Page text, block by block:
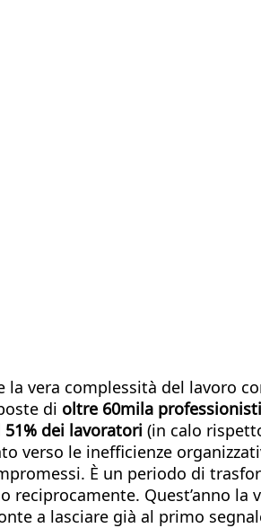
la vera complessità del lavoro
di oltre 60mila
51% dei lavoratori (in calo
verso le inefficienze
È un periodo di
Quest’anno la
a lasciare già al primo